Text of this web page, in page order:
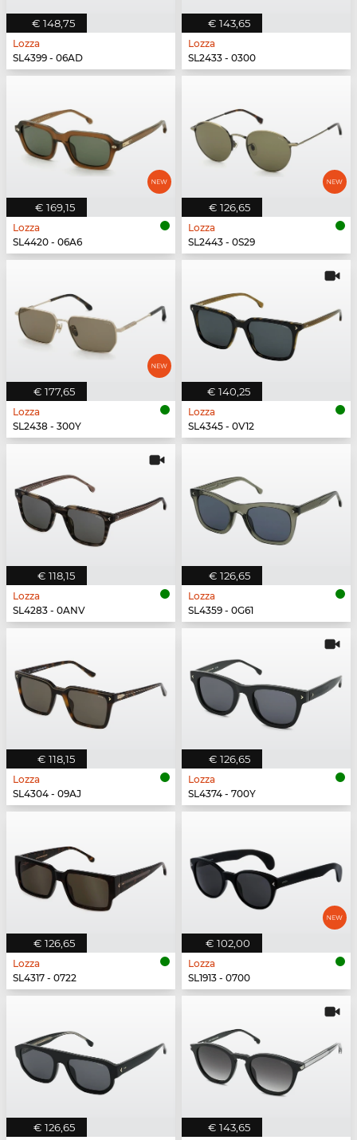
€ 148,75
Lozza
SL4399 - 06AD
€ 143,65
Lozza
SL2433 - 0300
€ 169,15
Lozza
SL4420 - 06A6
€ 126,65
Lozza
SL2443 - 0S29
€ 177,65
Lozza
SL2438 - 300Y
€ 140,25
Lozza
SL4345 - 0V12
€ 118,15
Lozza
SL4283 - 0ANV
€ 126,65
Lozza
SL4359 - 0G61
€ 118,15
Lozza
SL4304 - 09AJ
€ 126,65
Lozza
SL4374 - 700Y
€ 126,65
Lozza
SL4317 - 0722
€ 102,00
Lozza
SL1913 - 0700
€ 126,65 € 143,65